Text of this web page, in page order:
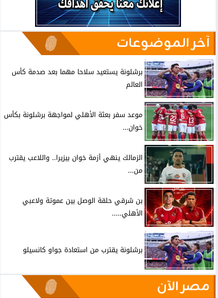
آخر الموضوعات
برشلونة يستعيد سلاحا مهما بعد صدمة كأس
العالم
موعد سفر بعثة الأهلي لمواجهة برشلونة بكأس
خوان...
الزمالك ينهي أزمة خوان بيزيرا.. واللاعب يقترب
من...
بن شرقي حلقة الوصل بين عموتة ولاعبي
الأهلي.....
برشلونة يقترب من استعادة جواو كانسيلو
مصر الآن